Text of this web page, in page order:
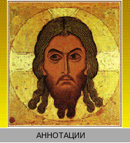
АННОТАЦИИ